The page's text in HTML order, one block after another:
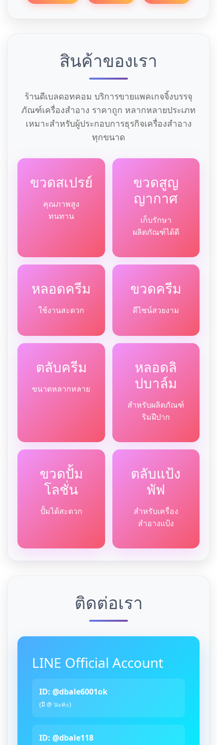
สินค้าของเรา
ร้านดีเบลดอทคอม บริการขายแพคเกจจิ้งบรรจุ
ภัณฑ์เครื่องสำอาง ราคาถูก หลากหลายประเภท
เหมาะสำหรับผู้ประกอบการธุรกิจเครื่องสำอาง
ทุกขนาด
ขวดสเปรย์
คุณภาพสูง
ทนทาน
ขวดสูญ
ญากาศ
เก็บรักษา
ผลิตภัณฑ์ได้ดี
หลอดครีม
ใช้งานสะดวก
ขวดครีม
ดีไซน์สวยงาม
ตลับครีม
ขนาดหลากหลาย
หลอดลิ
ปบาล์ม
สำหรับผลิตภัณฑ์
ริมฝีปาก
ขวดปั้ม
โลชั่น
ปั้มได้สะดวก
ตลับแป้ง
พัฟ
สำหรับเครื่อง
สำอางแป้ง
ติดต่อเรา
LINE Official Account
ID: @dbale6001ok
(มี @ นะคะ)
ID: @dbale118